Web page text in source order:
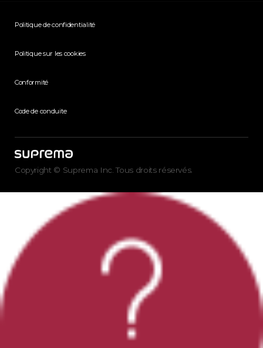
Politique de confidentialité
Politique sur les cookies
Conformité
Code de conduite
Copyright © Suprema Inc. Tous droits réservés.